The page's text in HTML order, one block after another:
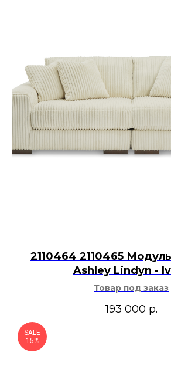
2110464 2110465
Ashley Lindyn -
Товар под заказ
193 000 р.
SALE
15%